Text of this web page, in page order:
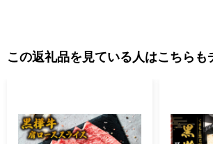
この返礼品を見ている人はこちらも